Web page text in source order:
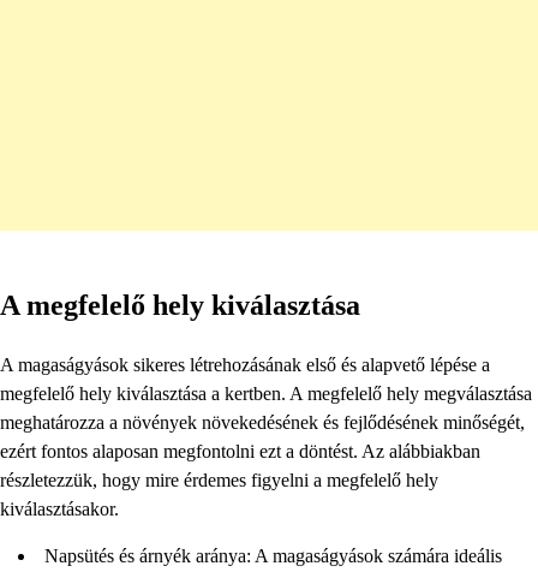
A megfelelő hely kiválasztása
A magaságyások sikeres létrehozásának első és alapvető lépése a
megfelelő hely kiválasztása a kertben. A megfelelő hely megválasztása
meghatározza a növények növekedésének és fejlődésének minőségét,
ezért fontos alaposan megfontolni ezt a döntést. Az alábbiakban
részletezzük, hogy mire érdemes figyelni a megfelelő hely
kiválasztásakor.
Napsütés és árnyék aránya: A magaságyások számára ideális